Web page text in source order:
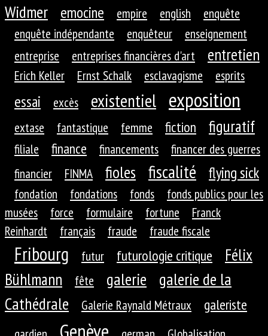
Widmer
emocine empire english
enquête
enquête indépendante
enquêteur
enseignement
entreprise
entreprises financières d'art entretien
Erich Keller Ernst Schalk esclavagisme esprits
essai excès existentiel exposition
extase fantastique femme fiction figuratif
filiale finance financements
financer des guerres
financier
FINMA fioles fiscalité flying sick
fondation fondations fonds
fonds publics pour les
musées
force formulaire fortune
Franck
Reinhardt
français fraude fraude fiscale
Fribourg futur futurologie critique
Félix
Bühlmann
fête galerie
galerie de la
Cathédrale
Galerie Raynald Métraux galeriste
Genève